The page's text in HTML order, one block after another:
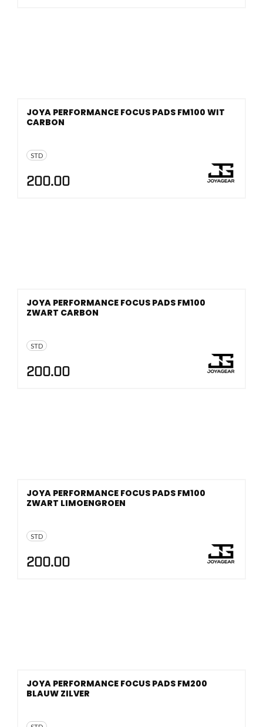
STD
JOYA PERFORMANCE FOCUS PADS FM100 WIT
CARBON
200.00
STD
JOYA PERFORMANCE FOCUS PADS FM100
ZWART CARBON
200.00
STD
JOYA PERFORMANCE FOCUS PADS FM100
ZWART LIMOENGROEN
200.00
JOYA PERFORMANCE FOCUS PADS FM200
BLAUW ZILVER